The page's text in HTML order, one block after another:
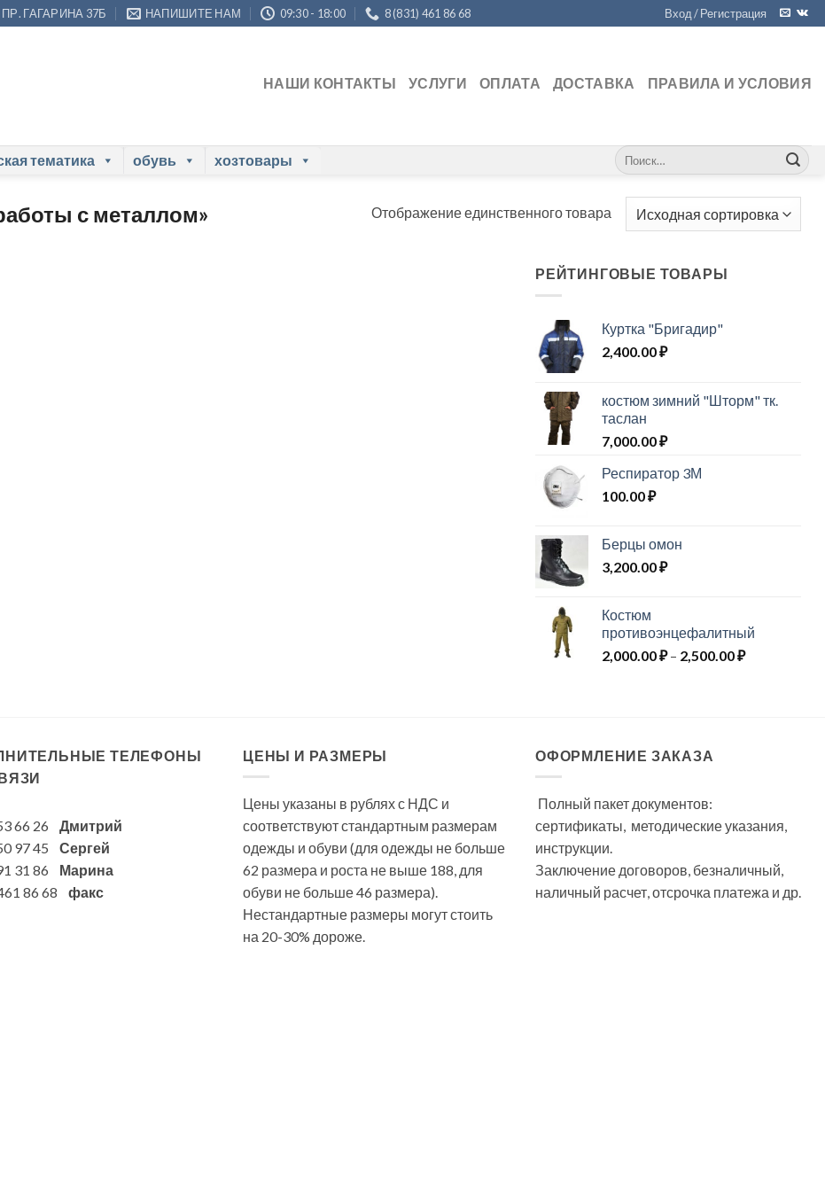
ПР. ГАГАРИНА 37Б НАПИШИТЕ НАМ 09:30 - 18:00 8 (831) 461 86 68 Вход / Регистрация
НАШИ КОНТАКТЫ УСЛУГИ ОПЛАТА ДОСТАВКА ПРАВИЛА И УСЛОВИЯ
тематика обувь хозтовары Искать:
с металлом» Отображение единственного товара
РЕЙТИНГОВЫЕ ТОВАРЫ
Куртка "Бригадир"
2,400.00₽
костюм зимний "Шторм" тк.
таслан
7,000.00₽
Респиратор 3М
100.00₽
Берцы омон
3,200.00₽
Костюм
противоэнцефалитный
2,000.00₽ – 2,500.00₽Диапазон
ТЕЛЕФОНЫ
66 26 Дмитрий
97 45 Сергей
31 86 Марина
86 68 факс
ЦЕНЫ И РАЗМЕРЫ
Цены указаны в рублях с НДС и
соответствуют стандартным размерам
одежды и обуви (для одежды не больше
62 размера и роста не выше 188, для
обуви не больше 46 размера).
Нестандартные размеры могут стоить
на 20-30% дороже.
ОФОРМЛЕНИЕ ЗАКАЗА
Полный пакет документов:
сертификаты, методические указания,
инструкции.
Заключение договоров, безналичный,
наличный расчет, отсрочка платежа и др.